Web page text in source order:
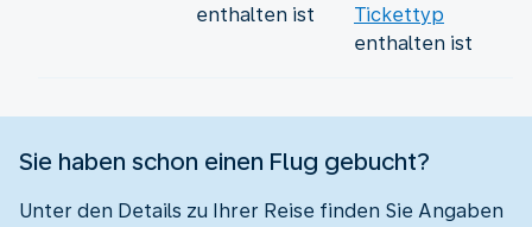
enthalten ist
Tickettyp
enthalten ist
Sie haben schon einen Flug gebucht?
Unter den Details zu Ihrer Reise finden Sie Angaben